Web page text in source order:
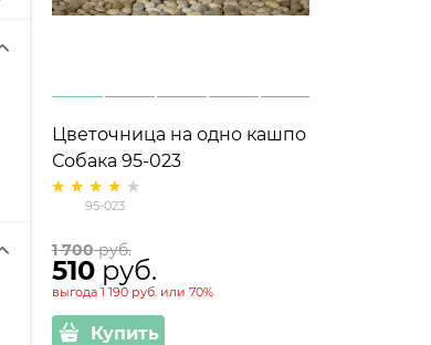
Цветочница на одно кашпо
Собака 95-023
металлическая h=58см
95-023
1 700 руб.
510 руб.
выгода 1 190 руб.или 70%
Купить